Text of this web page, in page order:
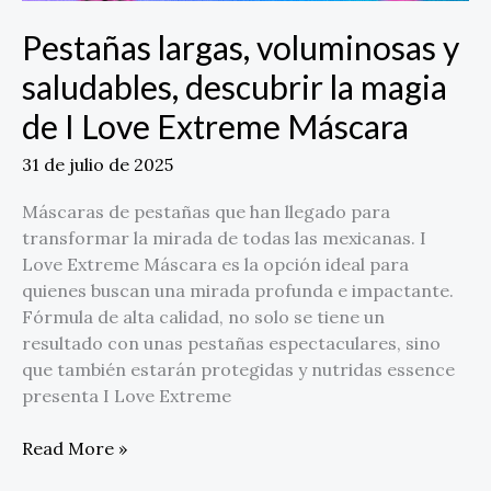
Pestañas largas, voluminosas y
saludables, descubrir la magia
de I Love Extreme Máscara
31 de julio de 2025
Máscaras de pestañas que han llegado para
transformar la mirada de todas las mexicanas. I
Love Extreme Máscara es la opción ideal para
quienes buscan una mirada profunda e impactante.
Fórmula de alta calidad, no solo se tiene un
resultado con unas pestañas espectaculares, sino
que también estarán protegidas y nutridas essence
presenta I Love Extreme
Read More »